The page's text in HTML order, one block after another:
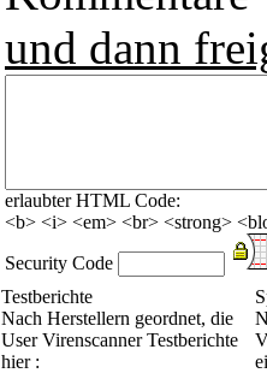
und dann
erlaubter HTML Code:
<b> <i> <em> <br> <strong>
Security Code
Testberichte
Nach Herstellern geordnet, die
User Virenscanner Testberichte
hier :